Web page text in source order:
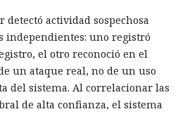
actividad sospechosa
independientes: uno registró
el otro reconoció en el
un ataque real, no de un uso
del sistema. Al correlacionar las
de alta confianza, el sistema